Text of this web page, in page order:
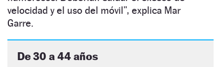
velocidad y el uso del móvil”, explica Mar
Garre.
De 30 a 44 años